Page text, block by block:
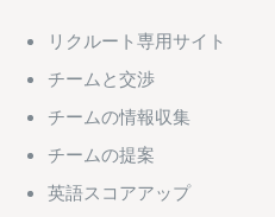
リクルート専用サイト
チームと交渉
チームの情報収集
チームの提案
英語スコアアップ